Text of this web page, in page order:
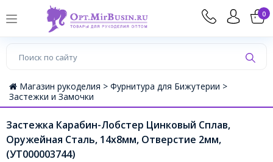
0
Магазин рукоделия > Фурнитура для Бижутерии >
Застежки и Замочки
Застежка Карабин-Лобстер Цинковый Сплав,
Оружейная Сталь, 14х8мм, Отверстие 2мм,
(УТ000003744)